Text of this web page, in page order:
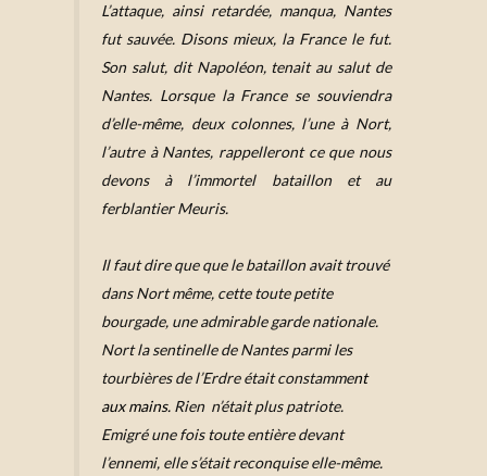
L’attaque, ainsi retardée, manqua, Nantes
fut sauvée. Disons mieux, la France le fut.
Son salut, dit Napoléon, tenait au salut de
Nantes. Lorsque la France se souviendra
d’elle-même, deux colonnes, l’une à Nort,
l’autre à Nantes, rappelleront ce que nous
devons à l’immortel bataillon et au
ferblantier Meuris.
Il faut dire que que le bataillon avait trouvé
dans Nort même, cette toute petite
bourgade, une admirable garde nationale.
Nort la sentinelle de Nantes parmi les
tourbières de l’Erdre était constamment
aux mains. Rien n’était plus patriote.
Emigré une fois toute entière devant
l’ennemi, elle s’était reconquise elle-même.